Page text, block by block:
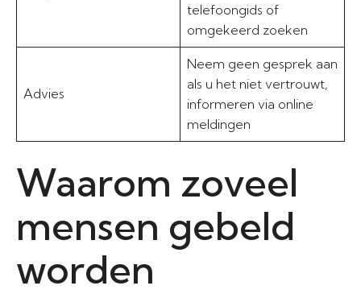
telefoongids of
omgekeerd zoeken
Advies
Neem geen gesprek aan
als u het niet vertrouwt,
informeren via online
meldingen
Waarom zoveel
mensen gebeld
worden